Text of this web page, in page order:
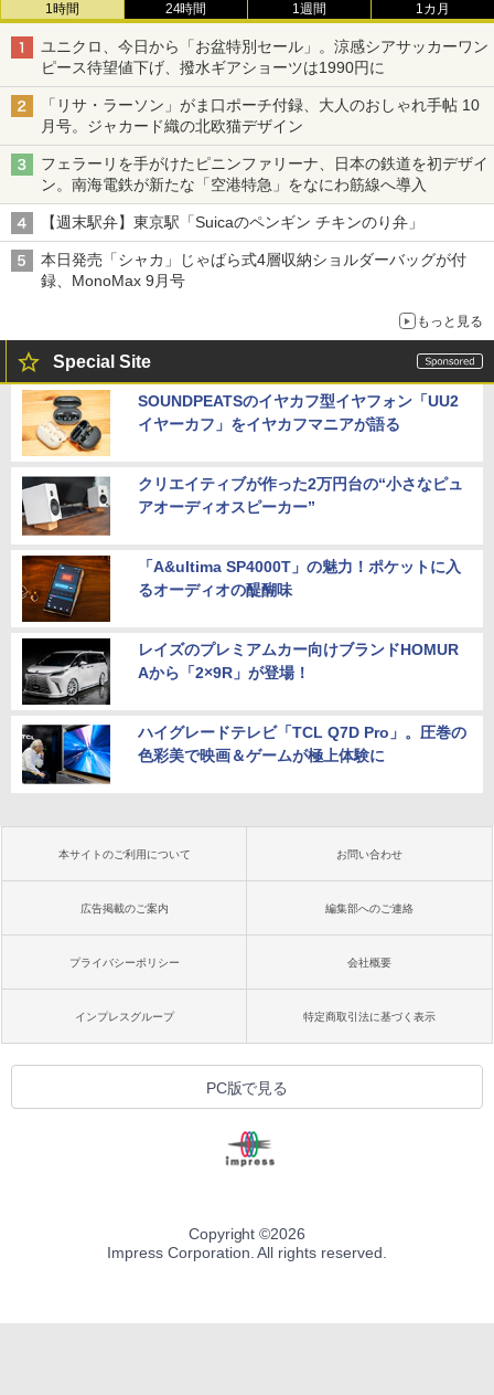
1時間 24時間 1週間 1カ月
ユニクロ、今日から「お盆特別セール」。涼感シアサッカーワン
ピース待望値下げ、撥水ギアショーツは1990円に
「リサ・ラーソン」がま口ポーチ付録、大人のおしゃれ手帖 10
月号。ジャカード織の北欧猫デザイン
フェラーリを手がけたピニンファリーナ、日本の鉄道を初デザイ
ン。南海電鉄が新たな「空港特急」をなにわ筋線へ導入
【週末駅弁】東京駅「Suicaのペンギン チキンのり弁」
本日発売「シャカ」じゃばら式4層収納ショルダーバッグが付
録、MonoMax 9月号
もっと見る
Special Site
SOUNDPEATSのイヤカフ型イヤフォン「UU2
イヤーカフ」をイヤカフマニアが語る
クリエイティブが作った2万円台の“小さなピュ
アオーディオスピーカー”
「A&ultima SP4000T」の魅力！ポケットに入
るオーディオの醍醐味
レイズのプレミアムカー向けブランドHOMUR
Aから「2×9R」が登場！
ハイグレードテレビ「TCL Q7D Pro」。圧巻の
色彩美で映画＆ゲームが極上体験に
本サイトのご利用について お問い合わせ
広告掲載のご案内 編集部へのご連絡
プライバシーポリシー 会社概要
インプレスグループ 特定商取引法に基づく表示
PC版で見る
Copyright ©2026
Impress Corporation. All rights reserved.